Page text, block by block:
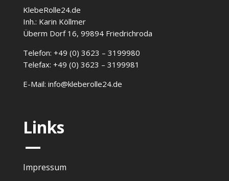
KlebeRolle24.de
Inh.: Karin Köllmer
Überm Dorf 16, 99894 Friedrichroda
Telefon: +49 (0) 3623 – 3199980
Telefax: +49 (0) 3623 – 3199981
E-Mail: info@kleberolle24.de
Links
—
Impressum